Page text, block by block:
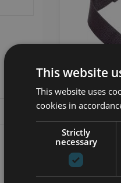
9.99
This website
This website uses
cookies in
Strictly
necessary